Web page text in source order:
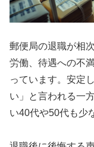
郵便局の退職が相
労働、待遇への不
っています。安定
い」と言われる一
い40代や50代も少